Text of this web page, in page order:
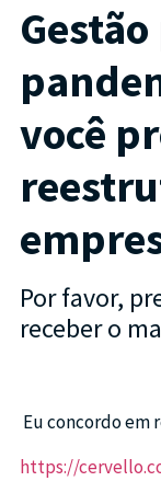
você
Por favor,
receber o
Eu concordo em
https://